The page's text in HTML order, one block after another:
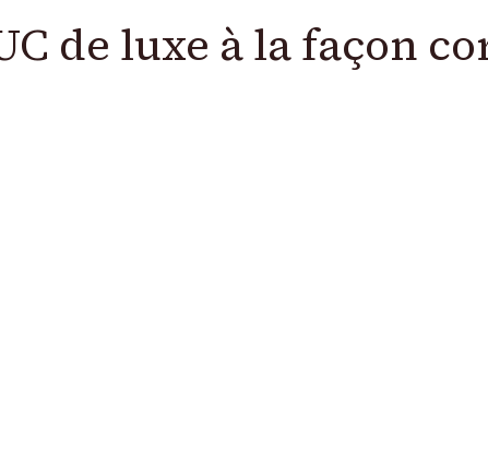
de luxe à la façon